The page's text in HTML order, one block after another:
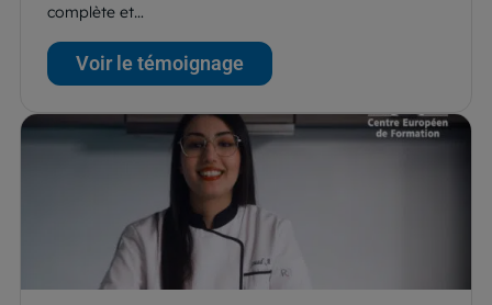
complète et…
Voir le témoignage